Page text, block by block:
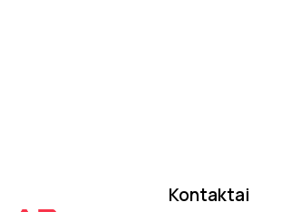
Kontaktai